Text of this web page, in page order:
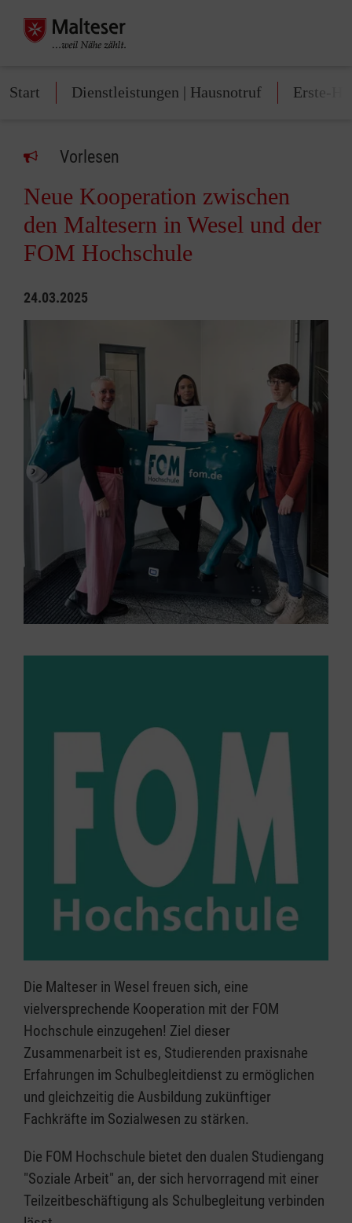
Start Dienstleistungen | Hausnotruf Erste-
Vorlesen
Neue Kooperation zwischen
den Maltesern in Wesel und der
FOM Hochschule
24.03.2025
Die Malteser in Wesel freuen sich, eine
vielversprechende Kooperation mit der FOM
Hochschule einzugehen! Ziel dieser
Zusammenarbeit ist es, Studierenden praxisnahe
Erfahrungen im Schulbegleitdienst zu ermöglichen
und gleichzeitig die Ausbildung zukünftiger
Fachkräfte im Sozialwesen zu stärken.
Die FOM Hochschule bietet den dualen Studiengang
"Soziale Arbeit" an, der sich hervorragend mit einer
Teilzeitbeschäftigung als Schulbegleitung verbinden